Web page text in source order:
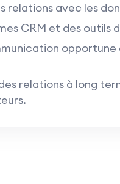
relations avec les
CRM et des outils
relations à long